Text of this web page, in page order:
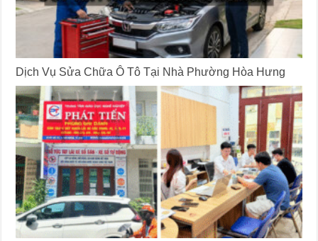
Dịch Vụ Sửa Chữa Ô Tô Tại Nhà Phường Hòa Hưng